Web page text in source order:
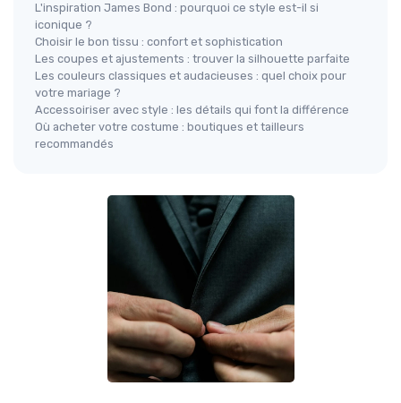
L'inspiration James Bond : pourquoi ce style est-il si
iconique ?
Choisir le bon tissu : confort et sophistication
Les coupes et ajustements : trouver la silhouette parfaite
Les couleurs classiques et audacieuses : quel choix pour
votre mariage ?
Accessoiriser avec style : les détails qui font la différence
Où acheter votre costume : boutiques et tailleurs
recommandés